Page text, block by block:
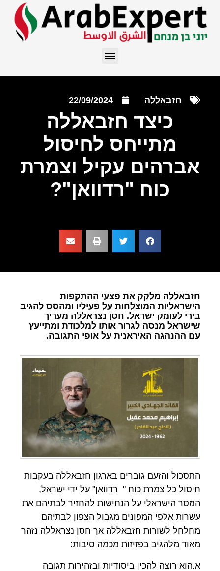
חזבאללה 22/09/2024
כיצד חזבאללה
מתייחס לחיסול
אברהים עקיל וצמרת
כוח "רדוואן"?
חזבאללה מלקק את פצעי ההתקפות
הישראליות המוצלחות על פעיליו ומהסס להגיב
בירי לעומק ישראל. חסן נצראללה מעריך
שישראל מנסה לגרור אותו למלכודת ומתייעץ
עם ההנהגה האיראנית על אופי התגובה.
התסכול והזעם גוברים בארגון חזבאללה בעקבות
חיסול כל צמרת כוח " רדוואן" על ידי ישראל,
המסר הישראלי על הנחישות להחזיר לבתיהם את
עשרות אלפי המפונים מגבול הצפון לבתיהם
מחלחל לשורות חזבאללה אך חסן נצראללה נזהר
מאוד מלהגיב בפזיזות מכמה סיבות:
א.הוא רוצה להכין ביסודיות ובזהירות תגובה